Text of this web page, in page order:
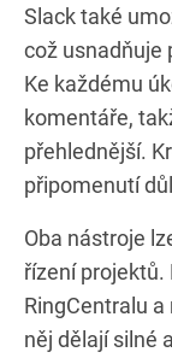
Slack také
což usnadňuje
Ke každému
komentáře,
přehlednější.
připomenutí
Oba nástroje
řízení projektů.
RingCentralu
něj dělají silné